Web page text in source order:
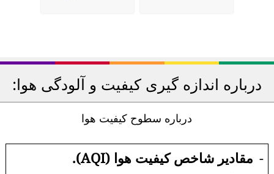
درباره اندازه گیری کیفیت و آلودگی هوا:
درباره سطوح کیفیت هوا
- مقادیر شاخص کیفیت هوا (AQI).